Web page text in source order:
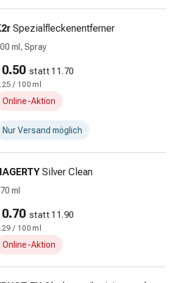
Spezialfleckenentferner
ml, Spray
statt 11.70
/ 100 ml
Online-Aktion
Nur Versand möglich
Silver Clean
ml
statt 11.90
/ 100 ml
Online-Aktion